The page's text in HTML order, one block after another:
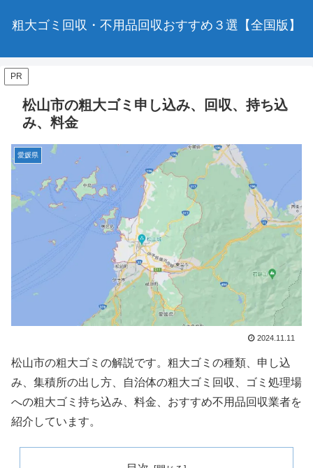
粗大ゴミ回収・不用品回収おすすめ３選【全国版】
PR
松山市の粗大ゴミ申し込み、回収、持ち込
み、料金
愛媛県
2024.11.11
松山市の粗大ゴミの解説です。粗大ゴミの種類、申し込
み、集積所の出し方、自治体の粗大ゴミ回収、ゴミ処理場
への粗大ゴミ持ち込み、料金、おすすめ不用品回収業者を
紹介しています。